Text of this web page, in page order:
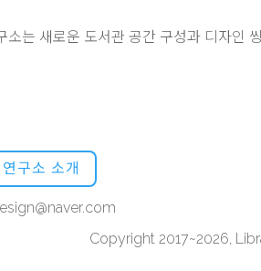
소는 새로운 도서관 공간 구성과 디자인
구소 소개
Copyright 2017~2026,